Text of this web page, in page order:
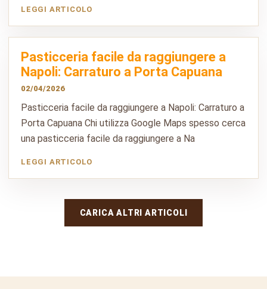
LEGGI ARTICOLO
Pasticceria facile da raggiungere a
Napoli: Carraturo a Porta Capuana
02/04/2026
Pasticceria facile da raggiungere a Napoli: Carraturo a
Porta Capuana Chi utilizza Google Maps spesso cerca
una pasticceria facile da raggiungere a Na
LEGGI ARTICOLO
CARICA ALTRI ARTICOLI